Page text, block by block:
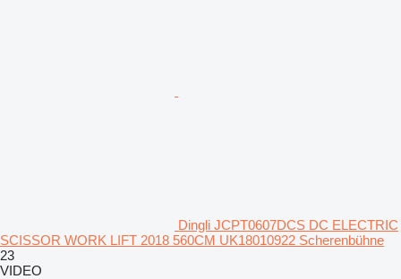
Dingli JCPT0607DCS DC ELECTRIC
SCISSOR WORK LIFT 2018 560CM UK18010922 Scherenbühne
23
VIDEO